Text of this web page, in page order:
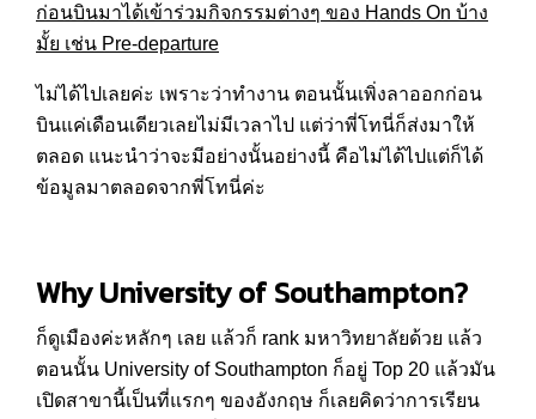
ก่อนบินมาได้เข้าร่วมกิจกรรมต่างๆ ของ Hands On บ้าง
มั้ย เช่น Pre-departure
ไม่ได้ไปเลยค่ะ เพราะว่าทำงาน ตอนนั้นเพิ่งลาออกก่อน
บินแค่เดือนเดียวเลยไม่มีเวลาไป แต่ว่าพี่โทนี่ก็ส่งมาให้
ตลอด แนะนำว่าจะมีอย่างนั้นอย่างนี้ คือไม่ได้ไปแต่ก็ได้
ข้อมูลมาตลอดจากพี่โทนี่ค่ะ
Why University of Southampton?
ก็ดูเมืองค่ะหลักๆ เลย แล้วก็ rank มหาวิทยาลัยด้วย แล้ว
ตอนนั้น University of Southampton ก็อยู่ Top 20 แล้วมัน
เปิดสาขานี้เป็นที่แรกๆ ของอังกฤษ ก็เลยคิดว่าการเรียน